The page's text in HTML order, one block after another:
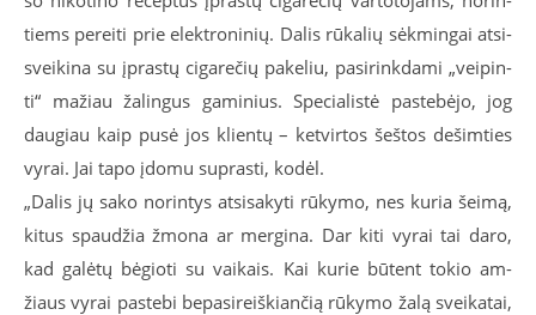
tiems per­ei­ti prie elek­tro­ni­nių. Da­lis rū­ka­lių sėk­min­gai at­si­
svei­ki­na su įpras­tų ci­ga­re­čių pa­ke­liu, pa­si­rink­da­mi „vei­pin­
ti“ ma­žiau ža­lin­gus ga­mi­nius. Spe­cia­lis­tė pa­ste­bė­jo, jog
dau­giau kaip pu­sė jos klien­tų – ket­vir­tos šeš­tos de­šim­ties
vy­rai. Jai ta­po įdo­mu su­pras­ti, ko­dėl.
„Da­lis jų sa­ko no­rin­tys at­si­sa­ky­ti rū­ky­mo, nes ku­ria šei­mą,
ki­tus spau­džia žmo­na ar mer­gi­na. Dar ki­ti vy­rai tai da­ro,
kad ga­lė­tų bė­gio­ti su vai­kais. Kai ku­rie bū­tent to­kio am­
žiaus vy­rai pa­ste­bi be­pa­si­reiš­kian­čią rū­ky­mo ža­lą svei­ka­tai,